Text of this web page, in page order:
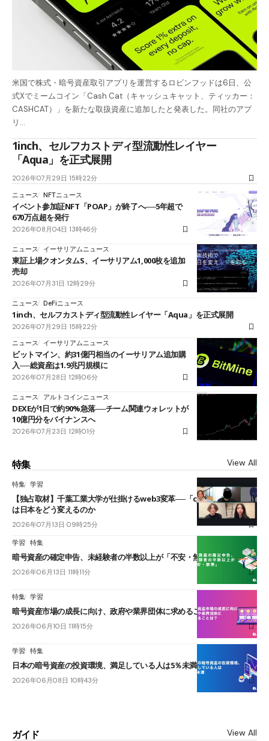
米国で株式・暗号資産取引アプリを運営するロビンフッドは6日、公
式Xでミームコイン「Cash Cat（キャッシュキャット、ティッカー：
CASHCAT）」を新たな取扱資産に追加したと発表した。同社のアプ
リ…
1inch、セルフカストディ型流動性レイヤー
「Aqua」を正式展開
2026年07月29日 15時22分
ニュース NFTニュース
イベント参加証NFT「POAP」が終了へ──5年超で
670万点超を発行
2026年08月04日 13時46分
ニュース イーサリアムニュース
東証上場クオンタムS、イーサリアム1,000枚を追加
売却
2026年07月31日 12時29分
ニュース DeFiニュース
1inch、セルフカストディ型流動性レイヤー「Aqua」を正式展開
2026年07月29日 15時22分
ニュース
イーサリアムニュース
ビットマイン、約31億円相当のイーサリアム追加購
入──総資産は1.9兆円規模に
2026年07月28日 12時06分
ニュース アルトコインニュース
DEXEが1日で約90%急落──チーム関連ウォレットが
10億円分をバイナンスへ
2026年07月23日 12時01分
特集 View All
特集 学習
【独占取材】千葉工業大学が仕掛けるweb3変革──「cJPY」とAIの融合
は日本をどう変えるのか
2026年07月13日 09時25分
学習 特集
暗号資産の確定申告、未経験者の半数以上が「不安・無理」
2026年06月13日 11時11分
特集 学習
暗号資産市場の成長に向け、政府や業界団体に求めることは？
2026年06月10日 11時15分
学習 特集
日本の暗号資産の投資環境、満足している人は5％未満
2026年06月08日 10時43分
ガイド View All